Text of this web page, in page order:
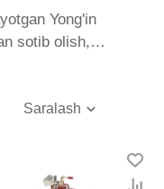
Yong'in
sotib olish,
Biz ushbu
yaxshi sharoitlarni
signalizatsiya
va brendlar
ro'yxati doimiy
mamlakat
Saralash